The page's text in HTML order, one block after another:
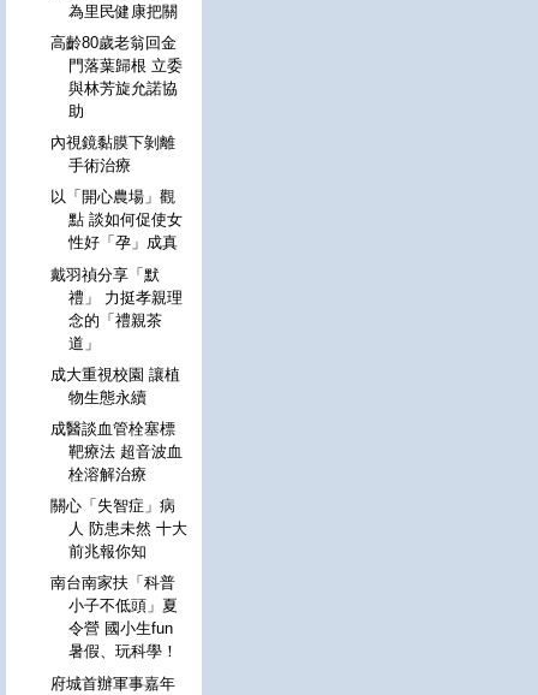
為里民健康把關
高齡80歲老翁回金
門落葉歸根 立委
與林芳旋允諾協
助
內視鏡黏膜下剝離
手術治療
以「開心農場」觀
點 談如何促使女
性好「孕」成真
戴羽禎分享「默
禮」 力挺孝親理
念的「禮親茶
道」
成大重視校園 讓植
物生態永續
成醫談血管栓塞標
靶療法 超音波血
栓溶解治療
關心「失智症」病
人 防患未然 十大
前兆報你知
南台南家扶「科普
小子不低頭」夏
令營 國小生fun
暑假、玩科學！
府城首辦軍事嘉年